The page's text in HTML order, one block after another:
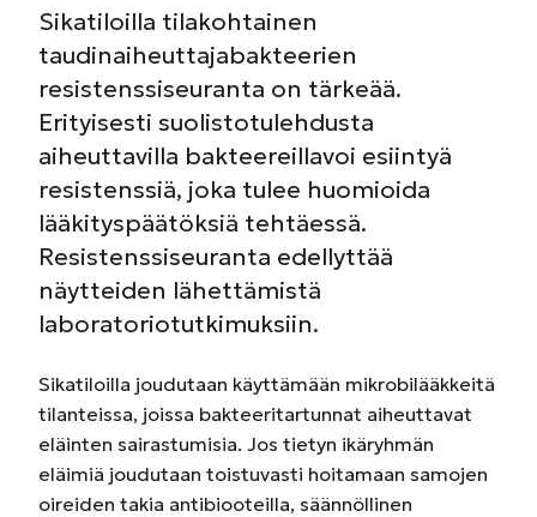
Sikatiloilla tilakohtainen
taudinaiheuttajabakteerien
resistenssiseuranta on tärkeää.
Erityisesti suolistotulehdusta
aiheuttavilla bakteereillavoi esiintyä
resistenssiä, joka tulee huomioida
lääkityspäätöksiä tehtäessä.
Resistenssiseuranta edellyttää
näytteiden lähettämistä
laboratoriotutkimuksiin.
Sikatiloilla joudutaan käyttämään mikrobilääkkeitä
tilanteissa, joissa bakteeritartunnat aiheuttavat
eläinten sairastumisia. Jos tietyn ikäryhmän
eläimiä joudutaan toistuvasti hoitamaan samojen
oireiden takia antibiooteilla, säännöllinen